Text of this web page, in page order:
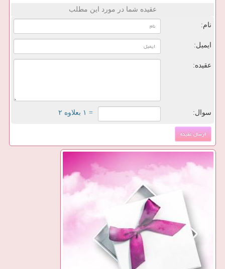
عقیده شما در مورد این مطلب
نام:
ایمیل:
عقیده:
سوال: = ۱ بعلاوه ۲